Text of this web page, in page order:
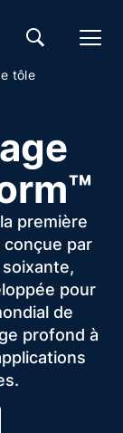
tôle
première
conçue par
pour
de
profond à